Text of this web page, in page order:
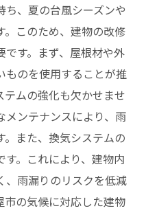
、夏の台風シーズンや
このため、建物の改修
す。まず、屋根材や外
ものを使用することが推
ムの強化も欠かせませ
メンテナンスにより、雨
また、換気システムの
。これにより、建物内
、雨漏りのリスクを低減
市の気候に対応した建物